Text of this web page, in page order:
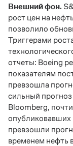
Внешний фон.
рост цен на
позволило
Триггерами
отчеты: Boeing
показателям
превзошла
сильный
Bloomberg,
опубликовавших
превзошли
временем нефть